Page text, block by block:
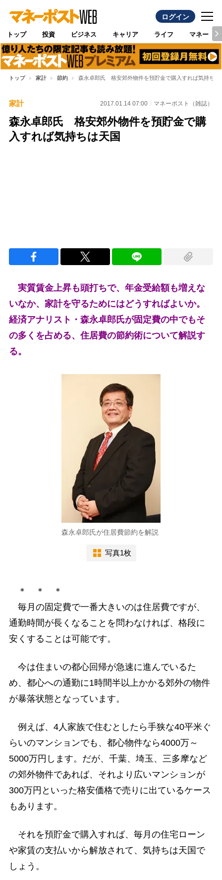
ログイン
トップ 投資 ビジネス キャリア ライフ マネー
トップ 家計 節約 森永卓郎氏 格安郊外物件を預貯金で購入すれば気持ちは
家計 2017.01.14 07:00 マネーポスト（雑誌）
森永卓郎氏 格安郊外物件を預貯金で購
入すれば気持ちは天国
実質賃金上昇も頭打ちで、年金受給額も増えな
いなか、家計を守るためにはどうすればよいか。
経済アナリスト・森永卓郎氏が固定費の中でもそ
の多くを占める、住居費の節約術について解説す
る。
森永卓郎氏が住居費節約を解説
写真1枚
＊ ＊ ＊
毎月の固定費で一番大きいのは住居費ですが、
通勤時間が長くなることを問わなければ、格段に
安くすることは可能です。
今は住まいの都心回帰が急速に進んでいるた
め、都心への通勤に1時間半以上かかる郊外の物件
が暴落状態となっています。
例えば、4人家族で住むとしたら手狭な40平米ぐ
らいのマンションでも、都心物件なら4000万～
5000万円します。だが、千葉、埼玉、三多摩など
の郊外物件であれば、それより広いマンションが
300万円といった格安価格で売りに出ているケース
もあります。
それを預貯金で購入すれば、毎月の住宅ローン
や家賃の支払いから解放されて、気持ちは天国で
しょう。